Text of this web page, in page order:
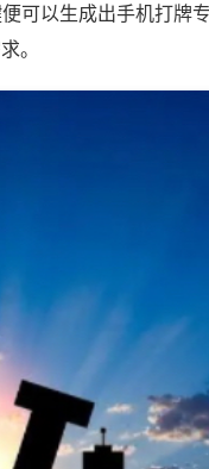
可以生成出手机打牌
。